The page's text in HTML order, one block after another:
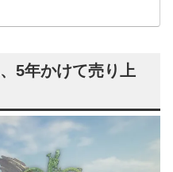
5年かけて売り上